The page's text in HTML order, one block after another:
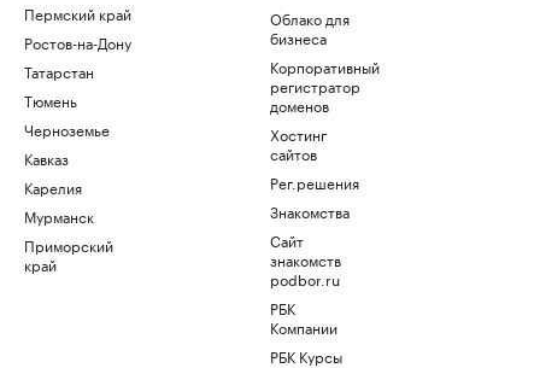
Пермский край
Ростов-на-Дону
Татарстан
Тюмень
Черноземье
Кавказ
Карелия
Мурманск
Приморский
край
Облако для
бизнеса
Корпоративный
регистратор
доменов
Хостинг
сайтов
Рег.решения
Знакомства
Сайт
знакомств
podbor.ru
РБК
Компании
РБК Курсы